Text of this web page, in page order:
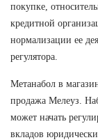
покупке,
кредитной
нормализации ее
регулятора.
Метанабол в
продажа Мелеуз.
может начать
вкладов